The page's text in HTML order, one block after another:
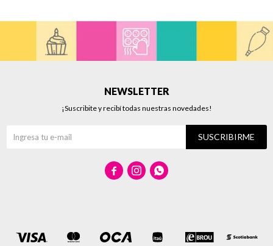
NEWSLETTER
¡Suscribite y recibí todas nuestras novedades!
SUSCRIBIRME
  